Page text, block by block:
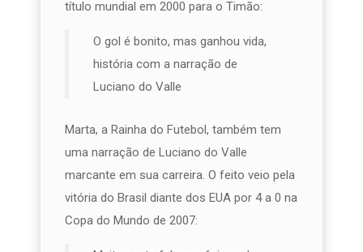
título mundial em 2000 para o Timão:
O gol é bonito, mas ganhou vida,
história com a narração de
Luciano do Valle
Marta, a Rainha do Futebol, também tem
uma narração de Luciano do Valle
marcante em sua carreira. O feito veio pela
vitória do Brasil diante dos EUA por 4 a 0 na
Copa do Mundo de 2007: